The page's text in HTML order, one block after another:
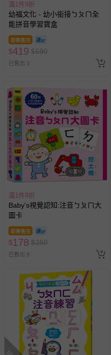
滿1件9折
幼福文化 - 幼小銜接ㄅㄆㄇ全
能拼音學習寶盒
即將售完
$419 $590
已售出 3
滿1件9折
Baby's視覺認知:注音ㄅㄆㄇ大
圖卡
即將售完
$178 $250
已售出 9